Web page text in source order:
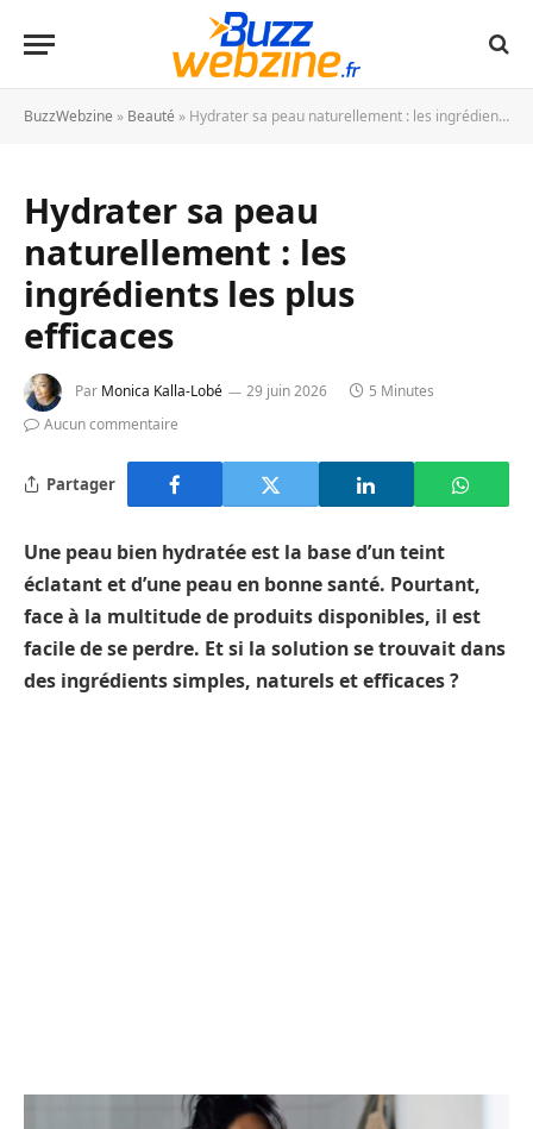
BuzzWebzine » Beauté » Hydrater sa peau naturellement : les ingrédients les plus efficaces
Hydrater sa peau
naturellement : les
ingrédients les plus
efficaces
Par Monica Kalla-Lobé 29 juin 2026
5 Minutes
Aucun commentaire
Partager
Une peau bien hydratée est la base d’un teint
éclatant et d’une peau en bonne santé. Pourtant,
face à la multitude de produits disponibles, il est
facile de se perdre. Et si la solution se trouvait dans
des ingrédients simples, naturels et efficaces ?